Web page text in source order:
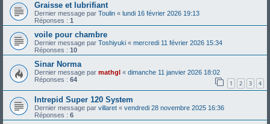
Graisse et lubrifiant
Dernier message par Toulin « lundi 16 février 2026 19:13
Réponses : 1
voile pour chambre
Dernier message par Toshiyuki « mercredi 11 février 2026 15:34
Réponses : 10
Sinar Norma
Dernier message par mathgl « dimanche 11 janvier 2026 18:02
Réponses : 64 1 2 3 4
Intrepid Super 120 System
Dernier message par villaret « vendredi 28 novembre 2025 16:36
Réponses : 6